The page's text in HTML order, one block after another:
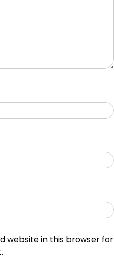
website in this browser for